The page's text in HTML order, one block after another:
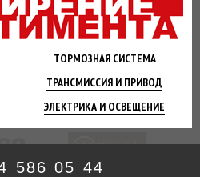
ТОРМОЗНАЯСИСТЕМА
ТРАНСМИССИЯ И ПРИВОД
ЭЛЕКТРИКА И ОСВЕЩЕНИЕ
586 05 44